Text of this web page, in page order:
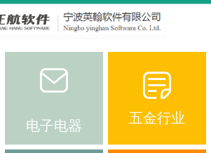
电子电器 五金行业